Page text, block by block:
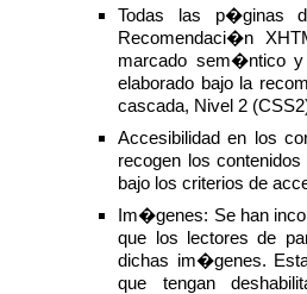
Todas las p�ginas
Recomendaci�n
marcado sem�ntico
elaborado bajo la
cascada, Nivel 2
Accesibilidad en los
recogen los
bajo los criterios de
Im�genes: Se han
que los lectores de
dichas im�genes.
que tengan